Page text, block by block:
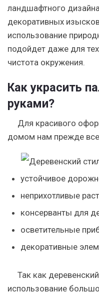
ландшафтного
декоративных
использование
подойдет даже для
чистота окружения.
Как украсить
руками?
Для красивого
домом нам прежде
устойчивое
неприхотливые
консерванты для
осветительные
декоративные
Так как
использование